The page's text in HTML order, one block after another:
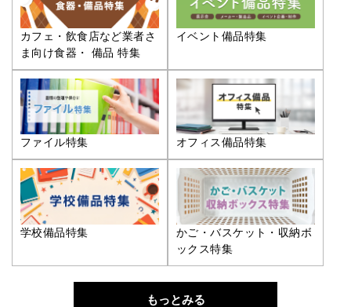
カフェ・飲食店など業者さ
ま向け食器・ 備品 特集
イベント備品特集
ファイル特集 オフィス備品特集
学校備品特集
かご・バスケット・収納ボ
ックス特集
もっとみる